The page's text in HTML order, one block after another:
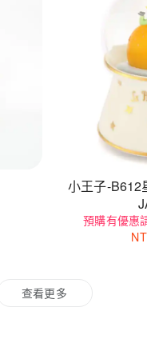
小王子-B612
預購有優惠
查看更多